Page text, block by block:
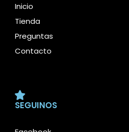
Inicio
Tienda
Preguntas
Contacto
SEGUINOS